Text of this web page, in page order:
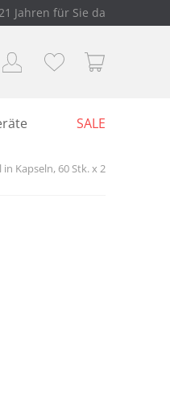
Jahren für Sie da
SALE
Kapseln, 60 Stk. х 2